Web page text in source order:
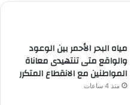
مياه البحر الأحمر بين الوعود
والواقع متى تنتهيدى معاناة
المواطنين مع الانقطاع المتكرر
منذ 4 ساعات